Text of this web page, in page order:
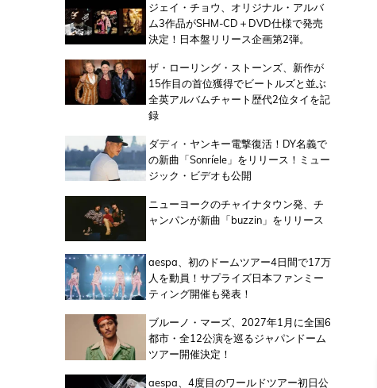
ジェイ・チョウ、オリジナル・アルバ
ム3作品がSHM-CD＋DVD仕様で発売
決定！日本盤リリース企画第2弾。
ザ・ローリング・ストーンズ、新作が
15作目の首位獲得でビートルズと並ぶ
全英アルバムチャート歴代2位タイを記
録
ダディ・ヤンキー電撃復活！DY名義で
の新曲「Sonríele」をリリース！ミュー
ジック・ビデオも公開
ニューヨークのチャイナタウン発、チ
ャンパンが新曲「buzzin」をリリース
aespa、初のドームツアー4日間で17万
人を動員！サプライズ日本ファンミー
ティング開催も発表！
ブルーノ・マーズ、2027年1月に全国6
都市・全12公演を巡るジャパンドーム
ツアー開催決定！
aespa、4度目のワールドツアー初日公